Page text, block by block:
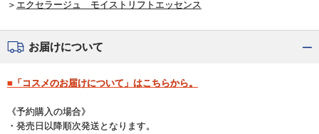
＞ エクセラージュ モイストリフトエッセンス
お届けについて
■「コスメのお届けについて」はこちらから。
《予約購入の場合》
・発売日以降順次発送となります。